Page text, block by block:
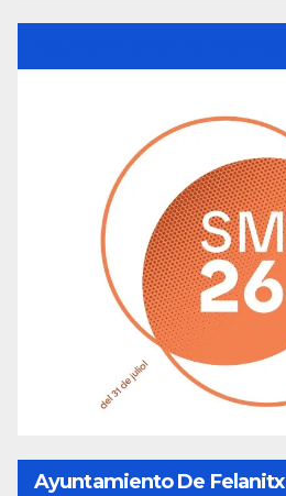
Ayuntamiento De Felanitx